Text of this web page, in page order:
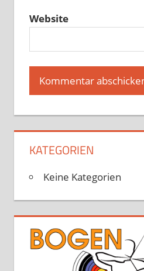
Website
KATEGORIEN
Keine Kategorien